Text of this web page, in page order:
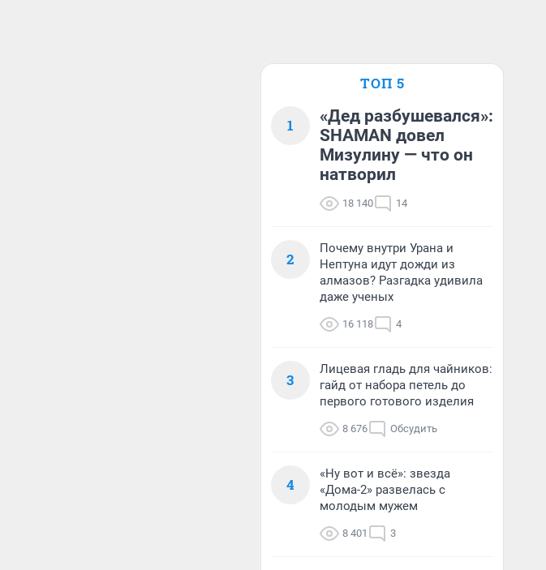
ТОП 5
1
«Дед разбушевался»:
SHAMAN довел
Мизулину — что он
натворил
18 140 14
2
Почему внутри Урана и
Нептуна идут дожди из
алмазов? Разгадка удивила
даже ученых
16 118 4
3
Лицевая гладь для чайников:
гайд от набора петель до
первого готового изделия
8 676 Обсудить
4
«Ну вот и всё»: звезда
«Дома-2» развелась с
молодым мужем
8 401 3